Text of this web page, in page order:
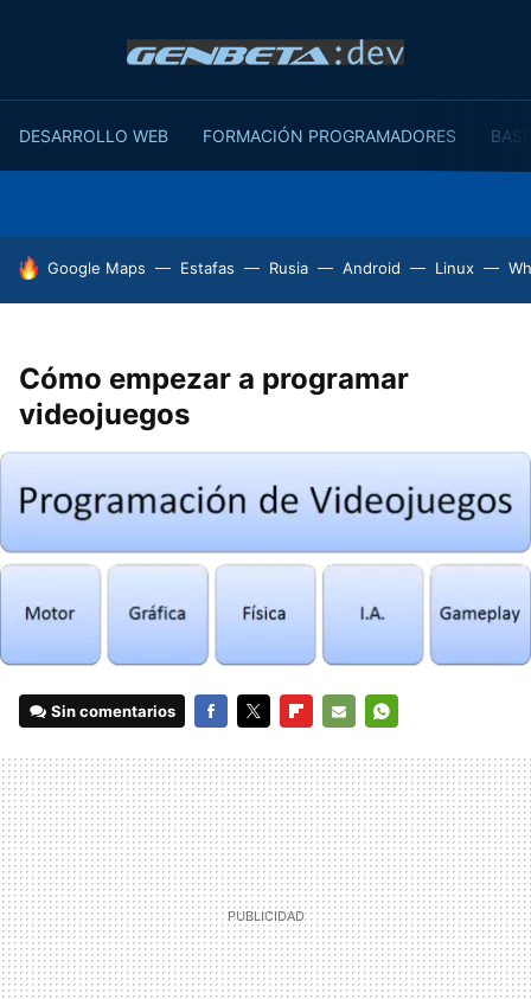
DESARROLLO WEB FORMACIÓN PROGRAMADORES
HOY SE HABLA DE
Google Maps Estafas Rusia Android Linux
Cómo empezar a programar
videojuegos
Sin comentarios
MAIL